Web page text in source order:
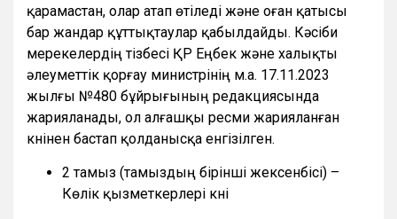
қарамастан, олар атап өтіледі және оған қатысы
бар жандар құттықтаулар қабылдайды. Кәсіби
мерекелердің тізбесі ҚР Еңбек және халықты
әлеуметтік қорғау министрінің м.а. 17.11.2023
жылғы №480 бұйрығының редакциясында
жарияланады, ол алғашқы ресми жарияланған
күнінен бастап қолданысқа енгізілген.
2 тамыз (тамыздың бірінші жексенбісі) –
Көлік қызметкерлері күні